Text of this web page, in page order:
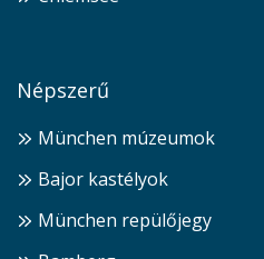
Népszerű
München múzeumok
Bajor kastélyok
München repülőjegy